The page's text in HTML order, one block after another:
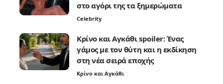
στο αγόρι της τα ξημερώματα
Celebrity
Κρίνο και Αγκάθι spoiler: Ένας
γάμος με τον θύτη και η εκδίκηση
στη νέα σειρά εποχής
Κρίνο και Αγκάθι